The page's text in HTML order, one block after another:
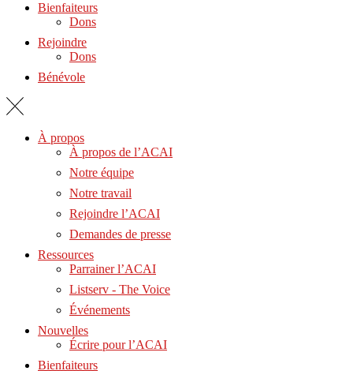
Bienfaiteurs
Dons
Rejoindre
Dons
Bénévole
À propos
À propos de l’ACAI
Notre équipe
Notre travail
Rejoindre l’ACAI
Demandes de presse
Ressources
Parrainer l’ACAI
Listserv - The Voice
Événements
Nouvelles
Écrire pour l’ACAI
Bienfaiteurs